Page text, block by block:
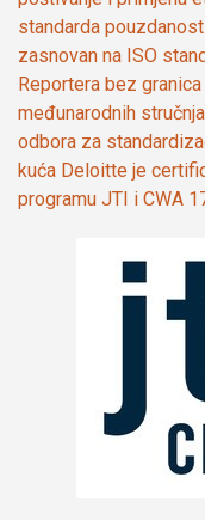
standarda
zasnovan na ISO
Reportera bez
međunarodnih
odbora za
kuća Deloitte je
programu JTI i CWA